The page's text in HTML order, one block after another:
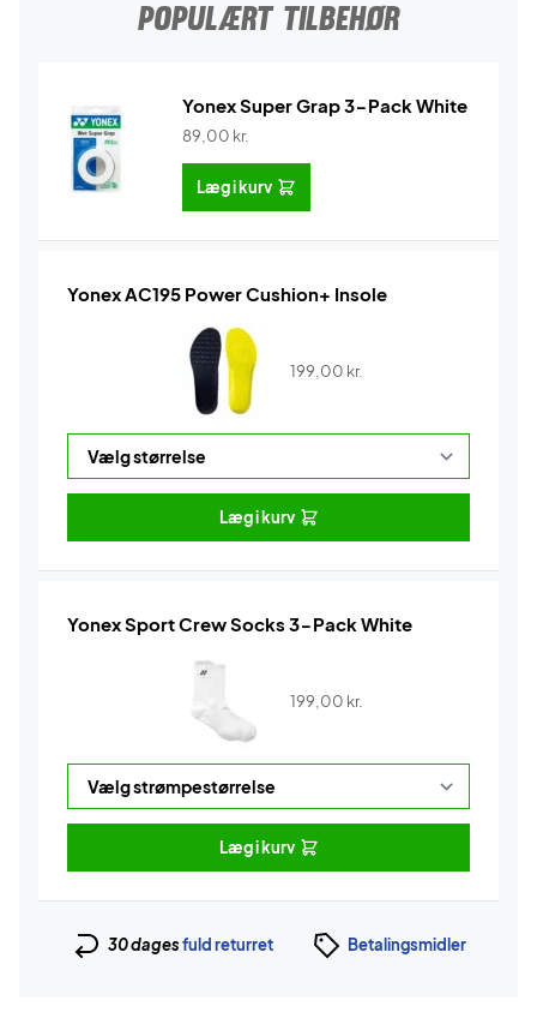
POPULÆRT TILBEHØR
Yonex Super Grap 3-Pack White
89,00 kr.
Læg i kurv
Yonex AC195 Power Cushion+ Insole
199,00 kr.
Læg i kurv
Yonex Sport Crew Socks 3-Pack White
199,00 kr.
Læg i kurv
30 dagesfuld returret Betalingsmidler